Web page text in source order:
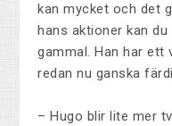
kan mycket och det
hans aktioner kan
gammal. Han har ett
redan nu ganska
– Hugo blir lite mer